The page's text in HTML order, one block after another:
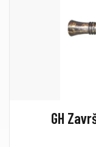
GH